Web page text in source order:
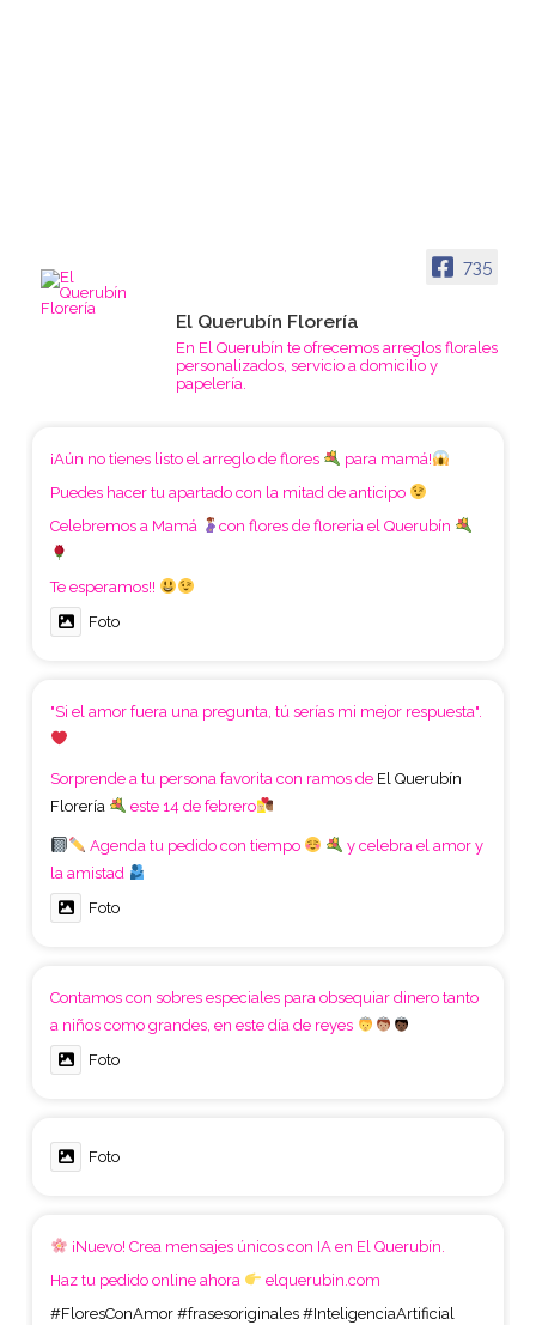
735
El Querubín Florería
En El Querubín te ofrecemos arreglos florales
personalizados, servicio a domicilio y
papelería.
¡Aún no tienes listo el arreglo de flores
para mamá!
Puedes hacer tu apartado con la mitad de anticipo
Celebremos a Mamá
con flores de floreria el Querubín
Te esperamos!!
Foto
"Si el amor fuera una pregunta, tú serías mi mejor respuesta".
Sorprende a tu persona favorita con ramos de El Querubín
Florería
este 14 de febrero
Agenda tu pedido con tiempo
y celebra el amor y
la amistad
Foto
Contamos con sobres especiales para obsequiar dinero tanto
a niños como grandes, en este día de reyes
Foto
Foto
¡Nuevo! Crea mensajes únicos con IA en El Querubín.
Haz tu pedido online ahora
elquerubin.com
#FloresConAmor #frasesoriginales #InteligenciaArtificial